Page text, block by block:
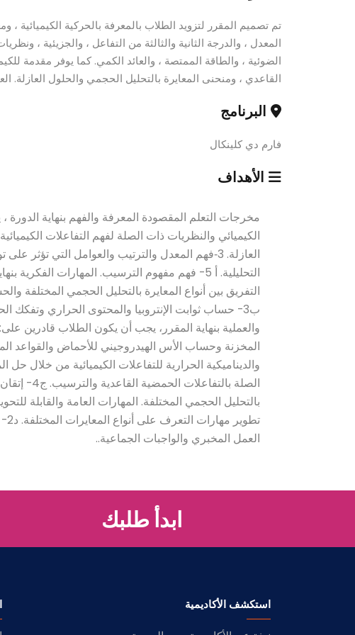
تم تصميم المقرر لتزويد الطلاب بالمعرفة بالحركية الكيميائية
المعدل ، والدرجة الثانية والثالثة من التفاعل ، والجزيئية ،
الضوئية ، والطاقة الممتصة ، والعائد الكمي. كما يوفر مقدمة
القاعدي ، ومنحنى المعايرة بالتحليل الحجمي والحلول العازلة.
البرنامج
فارم دي كلينكال
الأهداف
ب3- حساب ثوابت الإنتروبيا والمحتوى الحراري وتفكك
الصلة
العمل المخبري والواجبات الجماعية..
ابدأ طلبك
استكشف الأكاديمية